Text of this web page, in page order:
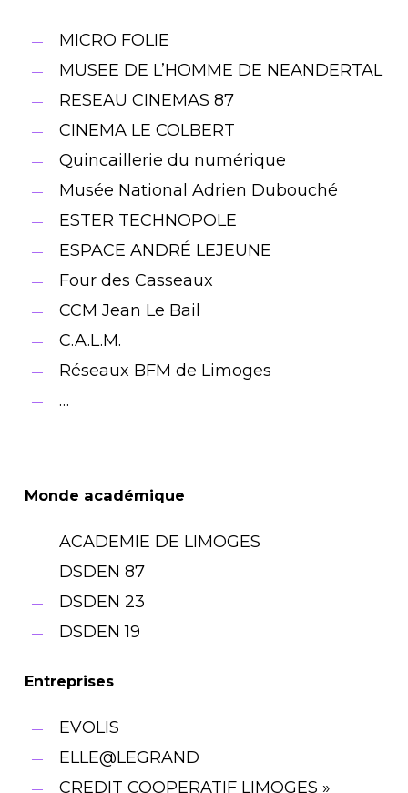
MICRO FOLIE
MUSEE DE L’HOMME DE NEANDERTAL
RESEAU CINEMAS 87
CINEMA LE COLBERT
Quincaillerie du numérique
Musée National Adrien Dubouché
ESTER TECHNOPOLE
ESPACE ANDRÉ LEJEUNE
Four des Casseaux
CCM Jean Le Bail
C.A.L.M.
Réseaux BFM de Limoges
…
Monde académique
ACADEMIE DE LIMOGES
DSDEN 87
DSDEN 23
DSDEN 19
Entreprises
EVOLIS
ELLE@LEGRAND
CREDIT COOPERATIF LIMOGES »